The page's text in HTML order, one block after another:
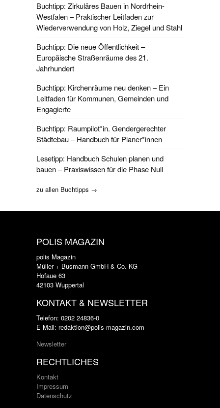
Buchtipp: Zirkuläres Bauen in Nordrhein-
Westfalen – Praktischer Leitfaden zur
Wiederverwendung von Holz, Ziegel und Stahl
Buchtipp: Die neue Öffentlichkeit –
Europäische Straßenräume des 21.
Jahrhundert
Buchtipp: Kirchenräume neu denken – Ein
Leitfaden für Kommunen, Gemeinden und
Engagierte
Buchtipp: Raumpilot*in. Gendergerechter
Städtebau – Handbuch für Planer*innen
Lesetipp: Handbuch Schulen planen und
bauen – Praxiswissen für die Phase Null
zu allen Buchtipps →
POLIS MAGAZIN
polis Magazin
Müller + Busmann GmbH & Co. KG
Hofaue 63
42103 Wuppertal
KONTAKT & NEWSLETTER
Telefon: 0202 24836-0
E-Mail: redaktion@polis-magazin.com
Newsletter
RECHTLICHES
Kontakt
Impressum
Datenschutz